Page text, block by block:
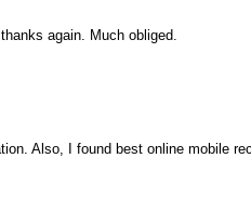
again. Much obliged.
Also, I found best online mobile